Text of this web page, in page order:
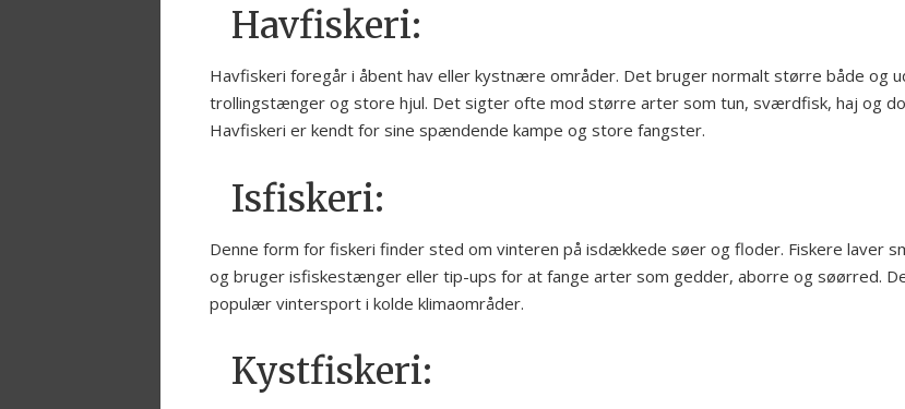
Havfiskeri:
Havfiskeri foregår i åbent hav eller kystnære områder. Det bruger normalt større både og
trollingstænger og store hjul. Det sigter ofte mod større arter som tun, sværdfisk, haj og
Havfiskeri er kendt for sine spændende kampe og store fangster.
Isfiskeri:
Denne form for fiskeri finder sted om vinteren på isdækkede søer og floder. Fiskere laver
og bruger isfiskestænger eller tip-ups for at fange arter som gedder, aborre og søørred.
populær vintersport i kolde klimaområder.
Kystfiskeri: